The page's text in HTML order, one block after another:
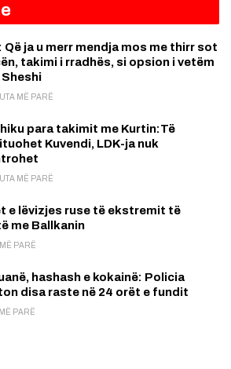
Që ja u merr mendja mos me thirr sot
takimi i rradhës, si opsion i vetëm
MË PARË
para takimit me Kurtin:Të
Kuvendi, LDK-ja nuk
MË PARË
e lëvizjes ruse të ekstremit të
me Ballkanin
PARË
hashash e kokainë: Policia
disa raste në 24 orët e fundit
PARË